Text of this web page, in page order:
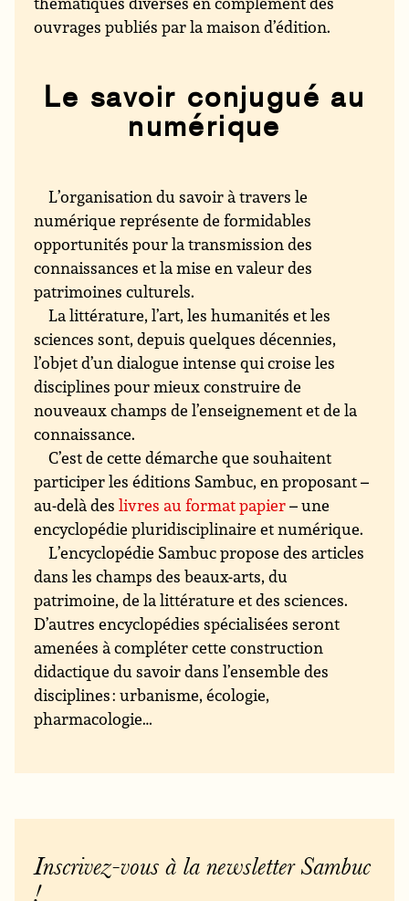
ouvrages publiés par la maison d’édition.
Le savoir conjugué au
numérique
L’organisation du savoir à travers le
numérique représente de formidables
opportunités pour la transmission des
connaissances et la mise en valeur des
patrimoines culturels.
La littérature, l’art, les humanités et les
sciences sont, depuis quelques décennies,
l’objet d’un dialogue intense qui croise les
disciplines pour mieux construire de
nouveaux champs de l’enseignement et de la
connaissance.
C’est de cette démarche que souhaitent
participer les éditions Sambuc, en proposant –
au-delà deslivres au format papier– une
encyclopédie pluridisciplinaire et numérique.
L’encyclopédie Sambuc propose des articles
dans les champs des beaux-arts, du
patrimoine, de la littérature et des sciences.
D’autres encyclopédies spécialisées seront
amenées à compléter cette construction
didactique du savoir dans l’ensemble des
disciplines : urbanisme, écologie,
pharmacologie…
Inscrivez-vous à la newsletter Sambuc